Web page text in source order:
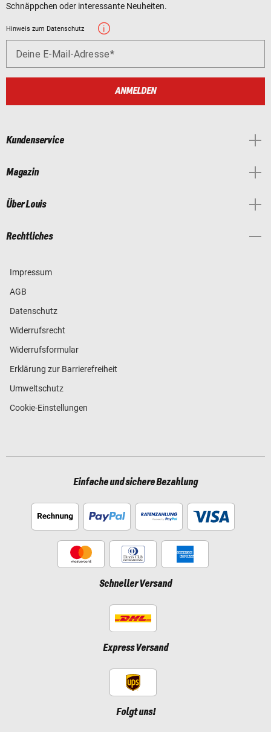
Schnäppchen oder interessante Neuheiten.
Hinweis zum Datenschutz
Deine E-Mail-Adresse
ANMELDEN
Kundenservice
Magazin
Über Louis
Rechtliches
Impressum
AGB
Datenschutz
Widerrufsrecht
Widerrufsformular
Erklärung zur Barrierefreiheit
Umweltschutz
Cookie-Einstellungen
Einfache und sichere Bezahlung
Schneller Versand
Express Versand
Folgt uns!